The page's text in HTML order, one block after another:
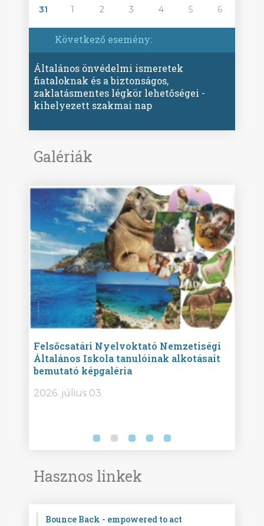
31
1 2 3 4 5 6
Következő esemény:
Általános önvédelmi ismeretek
fiataloknak és a biztonságos,
zaklatásmentes légkör lehetőségei -
kihelyezett szakmai nap
Galériák
Felsőcsatári Nyelvoktató Nemzetiségi
Általános Iskola tanulóinak alkotásait
bemutató képgaléria
2026. július 03.
Hasznos linkek
Bounce Back - empowered to act